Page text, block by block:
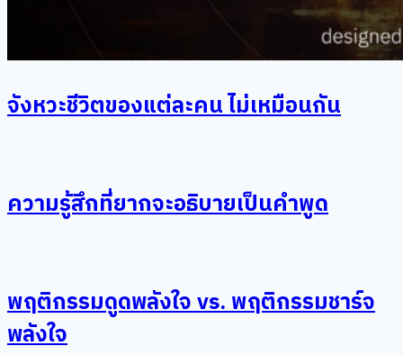
จังหวะชีวิตของแต่ละคน ไม่เหมือนกัน
ความรู้สึกที่ยากจะอธิบายเป็นคำพูด
พฤติกรรมดูดพลังใจ vs. พฤติกรรมชาร์จ
พลังใจ